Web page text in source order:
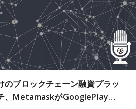
のブロックチェーン融資プラッ
、MetamaskがGooglePlay…